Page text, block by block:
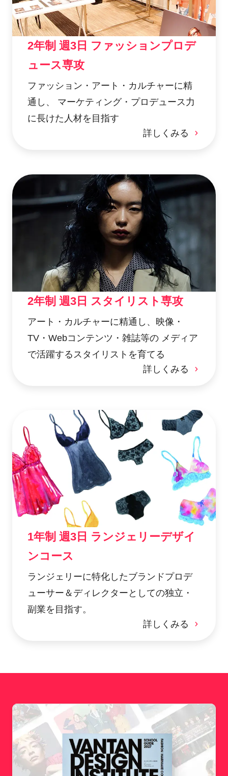
2年制 週3日 ファッションプロデ
ュース専攻
ファッション・アート・カルチャーに精
通し、 マーケティング・プロデュース力
に長けた人材を目指す
詳しくみる
2年制 週3日 スタイリスト専攻
アート・カルチャーに精通し、映像・
TV・Webコンテンツ・雑誌等の メディア
で活躍するスタイリストを育てる
詳しくみる
1年制 週3日 ランジェリーデザイ
ンコース
ランジェリーに特化したブランドプロデ
ューサー＆ディレクターとしての独立・
副業を目指す。
詳しくみる